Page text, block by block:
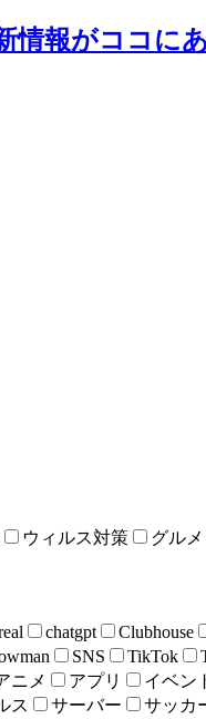
情報がココに
ウィルス対策 グルメ
chatgpt Clubhouse
SNS TikTok
ニメ アプリ イベン
ス サーバー サッカ